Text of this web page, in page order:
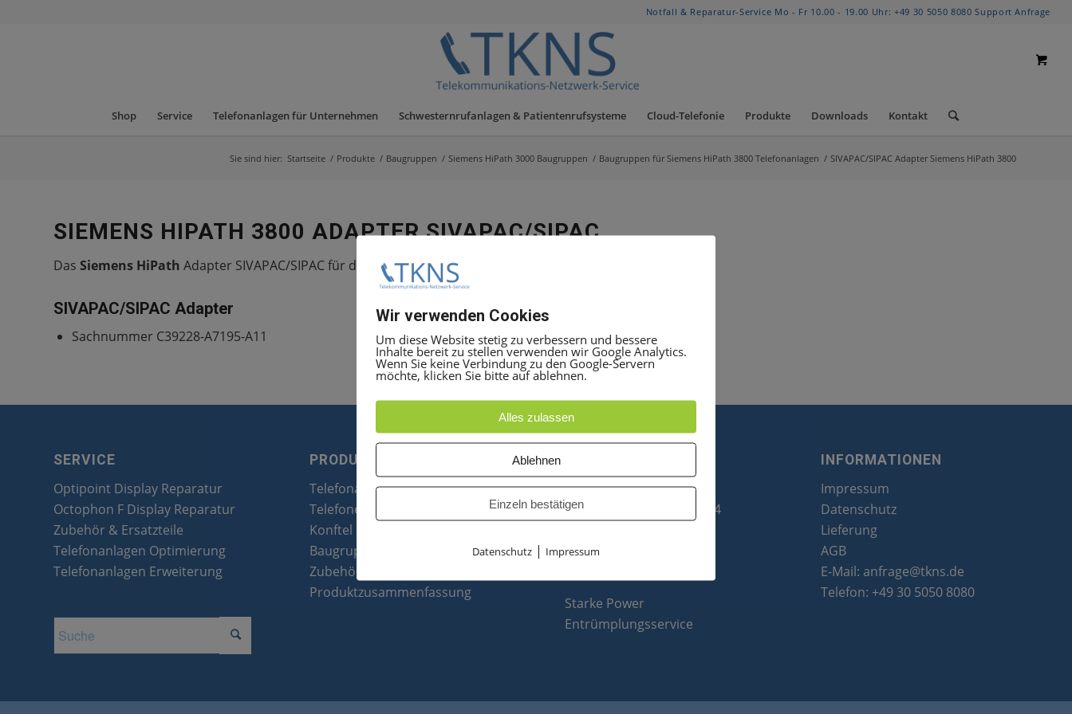
Notfall & Reparatur-Service Mo - Fr 10.00 - 19.00 Uhr: +49 30 5050 8080 Support Anfrage
Shop Service Telefonanlagen für Unternehmen Schwesternrufanlagen & Patientenrufsysteme Cloud-Telefonie Produkte Downloads Kontakt
Sie sind hier: Startseite / Produkte / Baugruppen / Siemens HiPath 3000 Baugruppen / Baugruppen für Siemens HiPath 3800 Telefonanlagen / SIVAPAC/SIPAC Adapter Siemens HiPath 3800
SIEMENS HIPATH 3800 ADAPTER SIVAPAC/SIPAC
Das Siemens HiPath Adapter SIVAPAC/SIPAC für die TMEW2-/TM DID
SIVAPAC/SIPAC Adapter
Sachnummer C39228-A7195-A11
SERVICE
Optipoint Display Reparatur
Octophon F Display Reparatur
Zubehör & Ersatzteile
Telefonanlagen Optimierung
Telefonanlagen Erweiterung
PRODUKTE
Telefonanlagen
Telefone
Konftel Konferenztelefone
Baugruppen
Zubehör & Ersatzteile
Produktzusammenfassung
optiPoint 500
Telefonanlagen Service 24
Octopus F
Starke Power
Entrümplungsservice
INFORMATIONEN
Impressum
Datenschutz
Lieferung
AGB
E-Mail: anfrage@tkns.de
Telefon: +49 30 5050 8080
Wir verwenden Cookies
Um diese Website stetig zu verbessern und bessere
Inhalte bereit zu stellen verwenden wir Google Analytics.
Wenn Sie keine Verbindung zu den Google-Servern
möchte, klicken Sie bitte auf ablehnen.
Alles zulassen
Ablehnen
Einzeln bestätigen
Datenschutz | Impressum